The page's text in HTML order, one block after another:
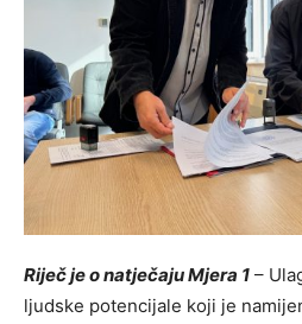
Riječ je o natječaju Mjera 1 –
ljudske potencijale koji je